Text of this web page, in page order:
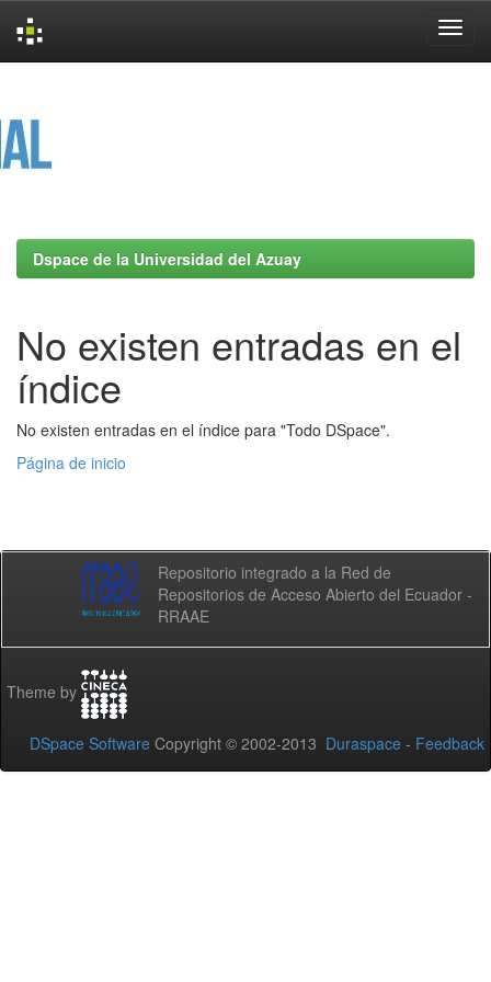
Dspace de la Universidad del Azuay
No existen entradas en el
índice
No existen entradas en el índice para "Todo DSpace".
Página de inicio
Repositorio integrado a la Red de
Repositorios de Acceso Abierto del Ecuador -
RRAAE
Theme by
DSpace Software Copyright © 2002-2013 Duraspace - Feedback